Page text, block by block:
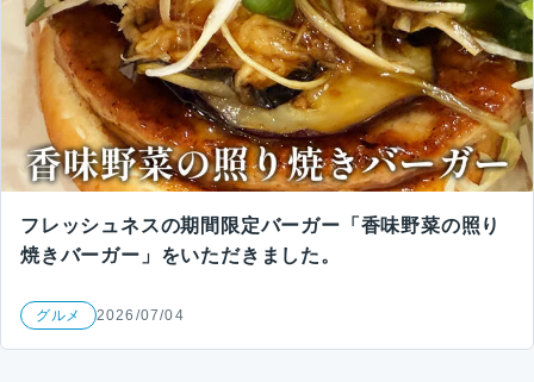
フレッシュネスの期間限定バーガー「香味野菜の照り
焼きバーガー」をいただきました。
グルメ 2026/07/04